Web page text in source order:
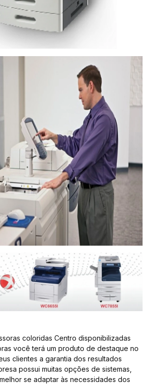
coloridas Centro disponibilizadas
você terá um produto de destaque no
clientes a garantia dos resultados
possui muitas opções de sistemas,
se adaptar às necessidades dos